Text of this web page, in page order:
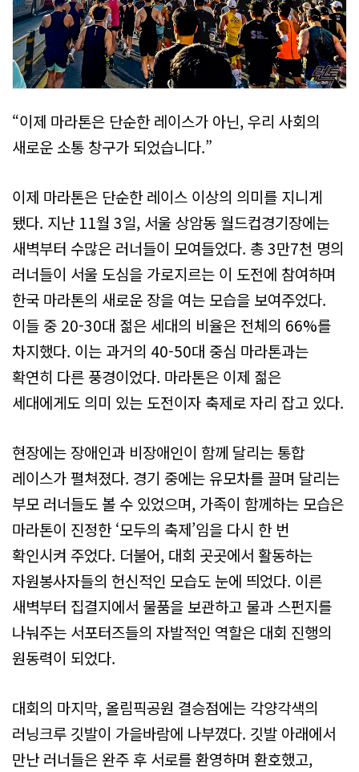
“이제 마라톤은 단순한 레이스가 아닌, 우리 사회의
새로운 소통 창구가 되었습니다.”
이제 마라톤은 단순한 레이스 이상의 의미를 지니게
됐다. 지난 11월 3일, 서울 상암동 월드컵경기장에는
새벽부터 수많은 러너들이 모여들었다. 총 3만7천 명의
러너들이 서울 도심을 가로지르는 이 도전에 참여하며
한국 마라톤의 새로운 장을 여는 모습을 보여주었다.
이들 중 20-30대 젊은 세대의 비율은 전체의 66%를
차지했다. 이는 과거의 40-50대 중심 마라톤과는
확연히 다른 풍경이었다. 마라톤은 이제 젊은
세대에게도 의미 있는 도전이자 축제로 자리 잡고 있다.
현장에는 장애인과 비장애인이 함께 달리는 통합
레이스가 펼쳐졌다. 경기 중에는 유모차를 끌며 달리는
부모 러너들도 볼 수 있었으며, 가족이 함께하는 모습은
마라톤이 진정한 ‘모두의 축제’임을 다시 한 번
확인시켜 주었다. 더불어, 대회 곳곳에서 활동하는
자원봉사자들의 헌신적인 모습도 눈에 띄었다. 이른
새벽부터 집결지에서 물품을 보관하고 물과 스펀지를
나눠주는 서포터즈들의 자발적인 역할은 대회 진행의
원동력이 되었다.
대회의 마지막, 올림픽공원 결승점에는 각양각색의
러닝크루 깃발이 가을바람에 나부꼈다. 깃발 아래에서
만난 러너들은 완주 후 서로를 환영하며 환호했고,